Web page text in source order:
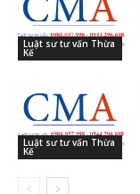
Luật sư tư vấn Thừa
Kế
Luật sư tư vấn Thừa
Kế